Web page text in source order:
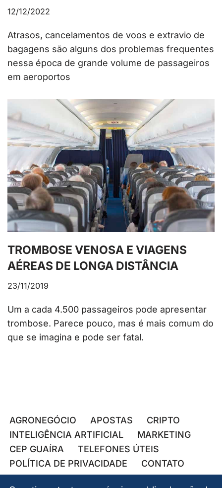
12/12/2022
Atrasos, cancelamentos de voos e extravio de
bagagens são alguns dos problemas frequentes
nessa época de grande volume de passageiros
em aeroportos
TROMBOSE VENOSA E VIAGENS
AÉREAS DE LONGA DISTÂNCIA
23/11/2019
Um a cada 4.500 passageiros pode apresentar
trombose. Parece pouco, mas é mais comum do
que se imagina e pode ser fatal.
AGRONEGÓCIO APOSTAS
CRIPTO
INTELIGÊNCIA ARTIFICIAL
MARKETING
CEP GUAÍRA
TELEFONES ÚTEIS
POLÍTICA DE PRIVACIDADE
CONTATO